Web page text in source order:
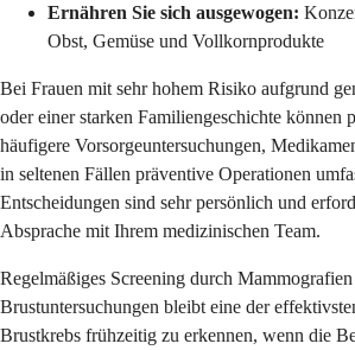
Ernähren Sie sich ausgewogen:
Obst, Gemüse und Vollkornprodukte
Bei Frauen mit sehr hohem Risiko aufgrund
oder einer starken Familiengeschichte können
häufigere Vorsorgeuntersuchungen,
in seltenen Fällen präventive Operationen
Entscheidungen sind sehr persönlich und
Absprache mit Ihrem medizinischen Team.
Regelmäßiges Screening durch
Brustuntersuchungen bleibt eine der
Brustkrebs frühzeitig zu erkennen, wenn die